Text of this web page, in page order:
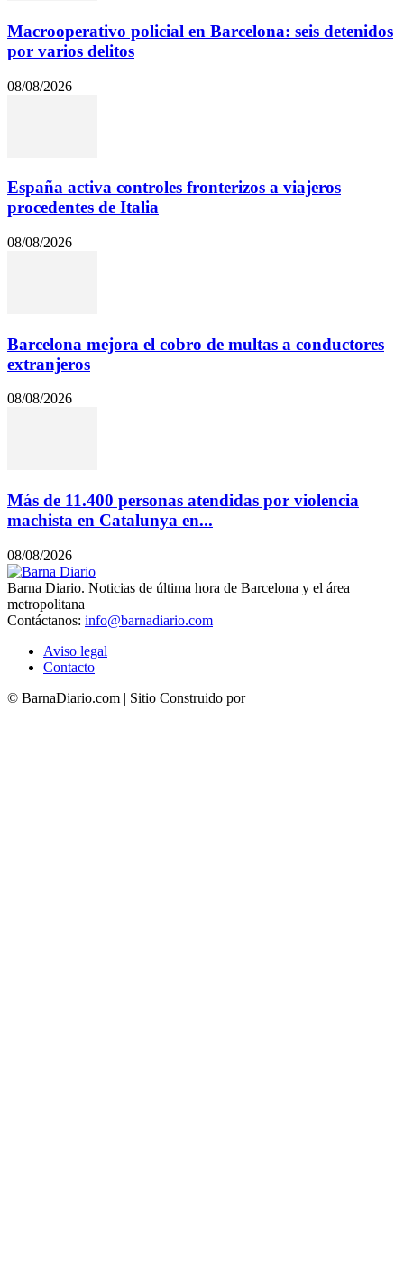
Macrooperativo policial en Barcelona: seis detenidos
por varios delitos
08/08/2026
España activa controles fronterizos a viajeros
procedentes de Italia
08/08/2026
Barcelona mejora el cobro de multas a conductores
extranjeros
08/08/2026
Más de 11.400 personas atendidas por violencia
machista en Catalunya en...
08/08/2026
Barna Diario. Noticias de última hora de Barcelona y el área
metropolitana
Contáctanos: info@barnadiario.com
Aviso legal
Contacto
© BarnaDiario.com | Sitio Construido por